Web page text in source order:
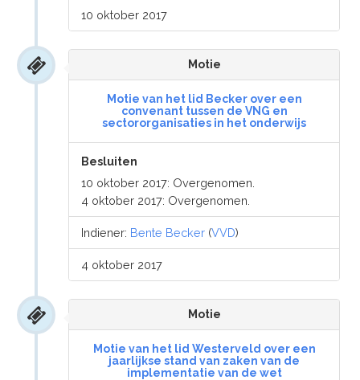
10 oktober 2017
Motie
Motie van het lid Becker over een
convenant tussen de VNG en
sectororganisaties in het onderwijs
Besluiten
10 oktober 2017: Overgenomen.
4 oktober 2017: Overgenomen.
Indiener: Bente Becker (VVD)
4 oktober 2017
Motie
Motie van het lid Westerveld over een
jaarlijkse stand van zaken van de
implementatie van de wet